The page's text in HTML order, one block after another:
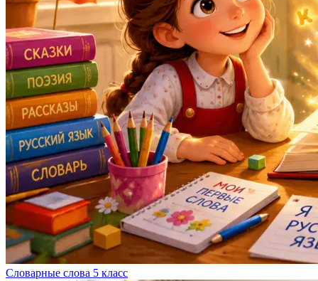
Словарные слова 5 класс